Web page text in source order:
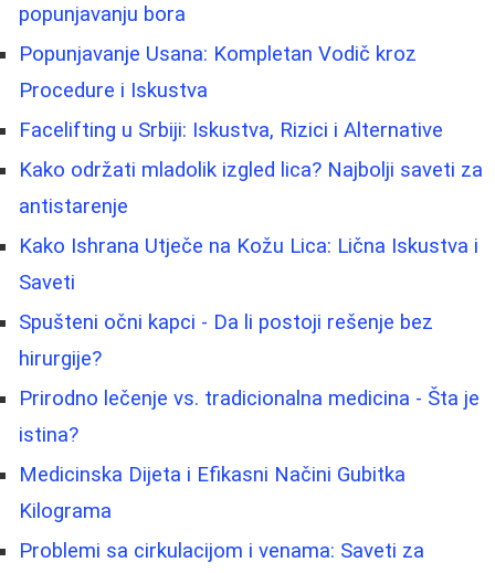
popunjavanju bora
Popunjavanje Usana: Kompletan Vodič kroz
Procedure i Iskustva
Facelifting u Srbiji: Iskustva, Rizici i Alternative
Kako održati mladolik izgled lica? Najbolji saveti za
antistarenje
Kako Ishrana Utječe na Kožu Lica: Lična Iskustva i
Saveti
Spušteni očni kapci - Da li postoji rešenje bez
hirurgije?
Prirodno lečenje vs. tradicionalna medicina - Šta je
istina?
Medicinska Dijeta i Efikasni Načini Gubitka
Kilograma
Problemi sa cirkulacijom i venama: Saveti za